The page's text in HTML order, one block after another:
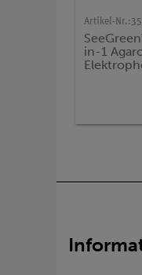
Artikel-Nr.:
in-1